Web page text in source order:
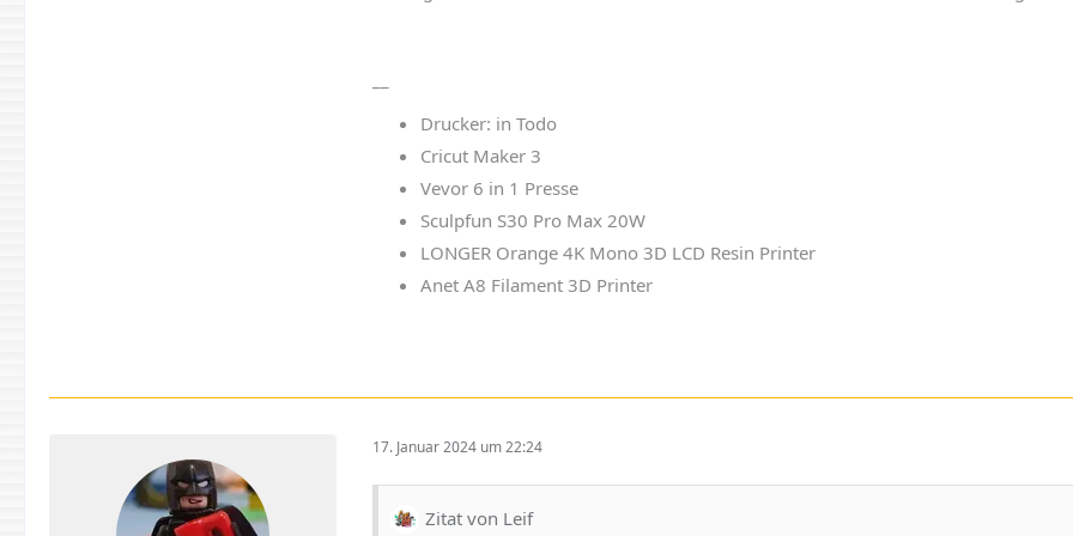
Drucker: in Todo
Cricut Maker 3
Vevor 6 in 1 Presse
Sculpfun S30 Pro Max 20W
LONGER Orange 4K Mono 3D LCD Resin Printer
Anet A8 Filament 3D Printer
17. Januar 2024 um 22:24
Zitat von Leif